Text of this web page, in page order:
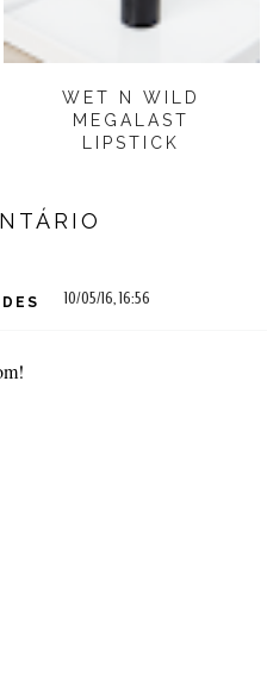
WET N WILD
MEGALAST
LIPSTICK
10/05/16, 16:56